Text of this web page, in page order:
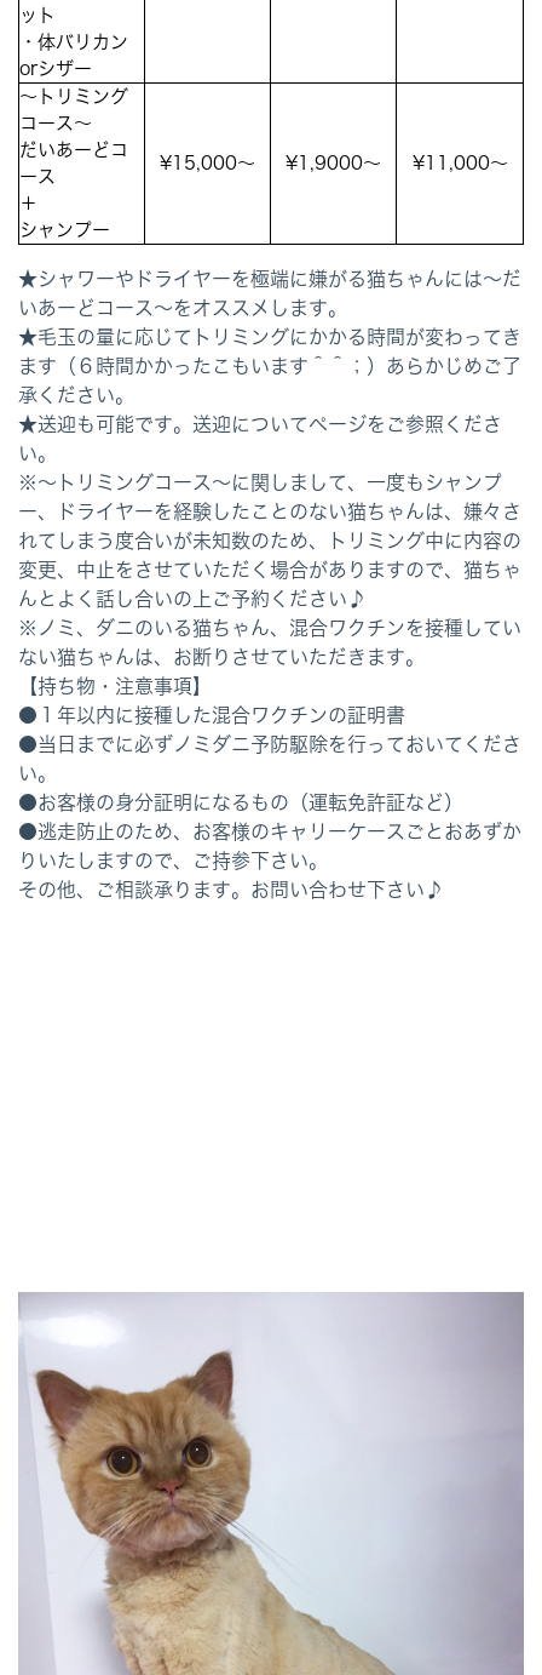
ット
・体バリカン
orシザー
～トリミング
コース～
だいあーどコ
ース
＋
シャンプー
¥15,000～ ¥1,9000～ ¥11,000～
★シャワーやドライヤーを極端に嫌がる猫ちゃんには～だ
いあーどコース～をオススメします。
★毛玉の量に応じてトリミングにかかる時間が変わってき
ます（６時間かかったこもいます＾＾；）あらかじめご了
承ください。
★送迎も可能です。送迎についてページをご参照くださ
い。
※～トリミングコース～に関しまして、一度もシャンプ
ー、ドライヤーを経験したことのない猫ちゃんは、嫌々さ
れてしまう度合いが未知数のため、トリミング中に内容の
変更、中止をさせていただく場合がありますので、猫ちゃ
んとよく話し合いの上ご予約ください♪
※ノミ、ダニのいる猫ちゃん、混合ワクチンを接種してい
ない猫ちゃんは、お断りさせていただきます。
【持ち物・注意事項】
●１年以内に接種した混合ワクチンの証明書
●当日までに必ずノミダニ予防駆除を行っておいてくださ
い。
●お客様の身分証明になるもの（運転免許証など）
●逃走防止のため、お客様のキャリーケースごとおあずか
りいたしますので、ご持参下さい。
その他、ご相談承ります。お問い合わせ下さい♪